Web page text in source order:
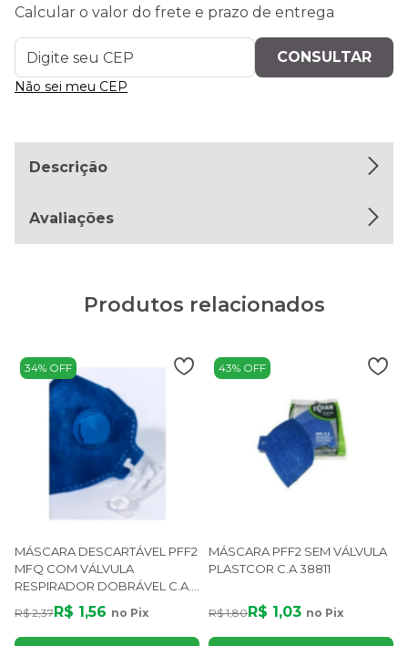
Calcular o valor do frete e prazo de entrega
Não sei meu CEP
Descrição
Avaliações
Produtos relacionados
34% OFF
MÁSCARA DESCARTÁVEL PFF2
MFQ COM VÁLVULA
RESPIRADOR DOBRÁVEL C.A.
R$ 2,37 R$ 1,56 no Pix
43% OFF
MÁSCARA PFF2 SEM VÁLVULA
PLASTCOR C.A 38811
R$ 1,80 R$ 1,03 no Pix